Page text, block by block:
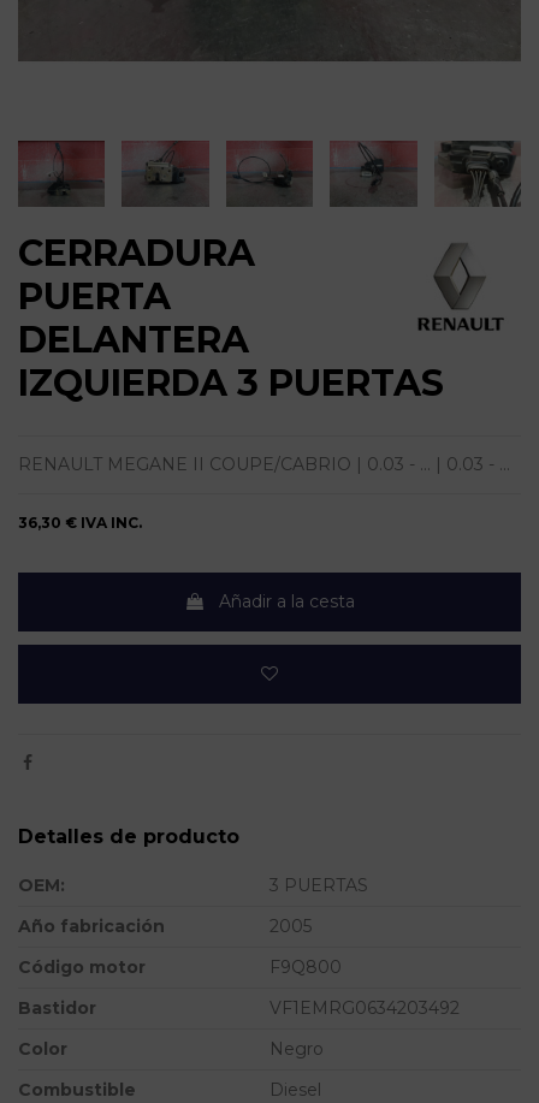
CERRADURA
PUERTA
DELANTERA
IZQUIERDA 3 PUERTAS
RENAULT MEGANE II COUPE/CABRIO | 0.03 - ... | 0.03 - ...
36,30 € IVA INC.
Añadir a la cesta
Detalles de producto
OEM:
3 PUERTAS
Año fabricación
2005
Código motor
F9Q800
Bastidor
VF1EMRG0634203492
Color
Negro
Combustible
Diesel